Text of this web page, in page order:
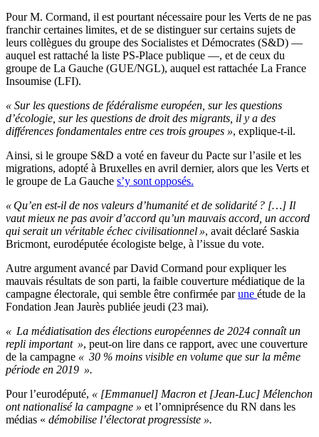
Pour M. Cormand, il est pourtant nécessaire pour les Verts de ne pas
franchir certaines limites, et de se distinguer sur certains sujets de
leurs collègues du groupe des Socialistes et Démocrates (S&D) —
auquel est rattaché la liste PS-Place publique —, et de ceux du
groupe de La Gauche (GUE/NGL), auquel est rattachée La France
Insoumise (LFI).
« Sur les questions de fédéralisme européen, sur les questions
d’écologie, sur les questions de droit des migrants, il y a des
différences fondamentales entre ces trois groupes », explique-t-il.
Ainsi, si le groupe S&D a voté en faveur du Pacte sur l’asile et les
migrations, adopté à Bruxelles en avril dernier, alors que les Verts et
le groupe de La Gauche s’y sont opposés.
« Qu’en est-il de nos valeurs d’humanité et de solidarité ? […] Il
vaut mieux ne pas avoir d’accord qu’un mauvais accord, un accord
qui serait un véritable échec civilisationnel », avait déclaré Saskia
Bricmont, eurodéputée écologiste belge, à l’issue du vote.
Autre argument avancé par David Cormand pour expliquer les
mauvais résultats de son parti, la faible couverture médiatique de la
campagne électorale, qui semble être confirmée parune étude de la
Fondation Jean Jaurès publiée jeudi (23 mai).
« La médiatisation des élections européennes de 2024 connaît un
repli important », peut-on lire dans ce rapport, avec une couverture
de la campagne « 30 % moins visible en volume que sur la même
période en 2019 ».
Pour l’eurodéputé, « [Emmanuel] Macron et [Jean-Luc] Mélenchon
ont nationalisé la campagne » et l’omniprésence du RN dans les
médias « démobilise l’électorat progressiste ».